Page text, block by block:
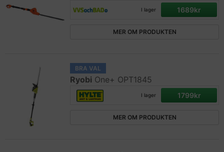
I lager 1689kr
MER OM PRODUKTEN
BRA VAL
Ryobi One+ OPT1845
I lager 1799kr
MER OM PRODUKTEN